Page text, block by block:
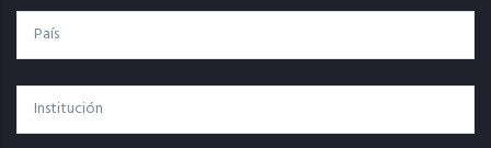
País
Institución